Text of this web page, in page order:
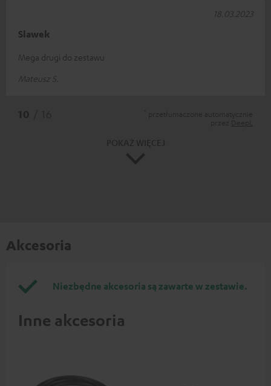
Slawek
Mega drugi do zestawu
Mateusz S.
18.03.2023
Akcesoria
Niezbędne akcesoria są zawarte w zestawie.
Inne akcesoria